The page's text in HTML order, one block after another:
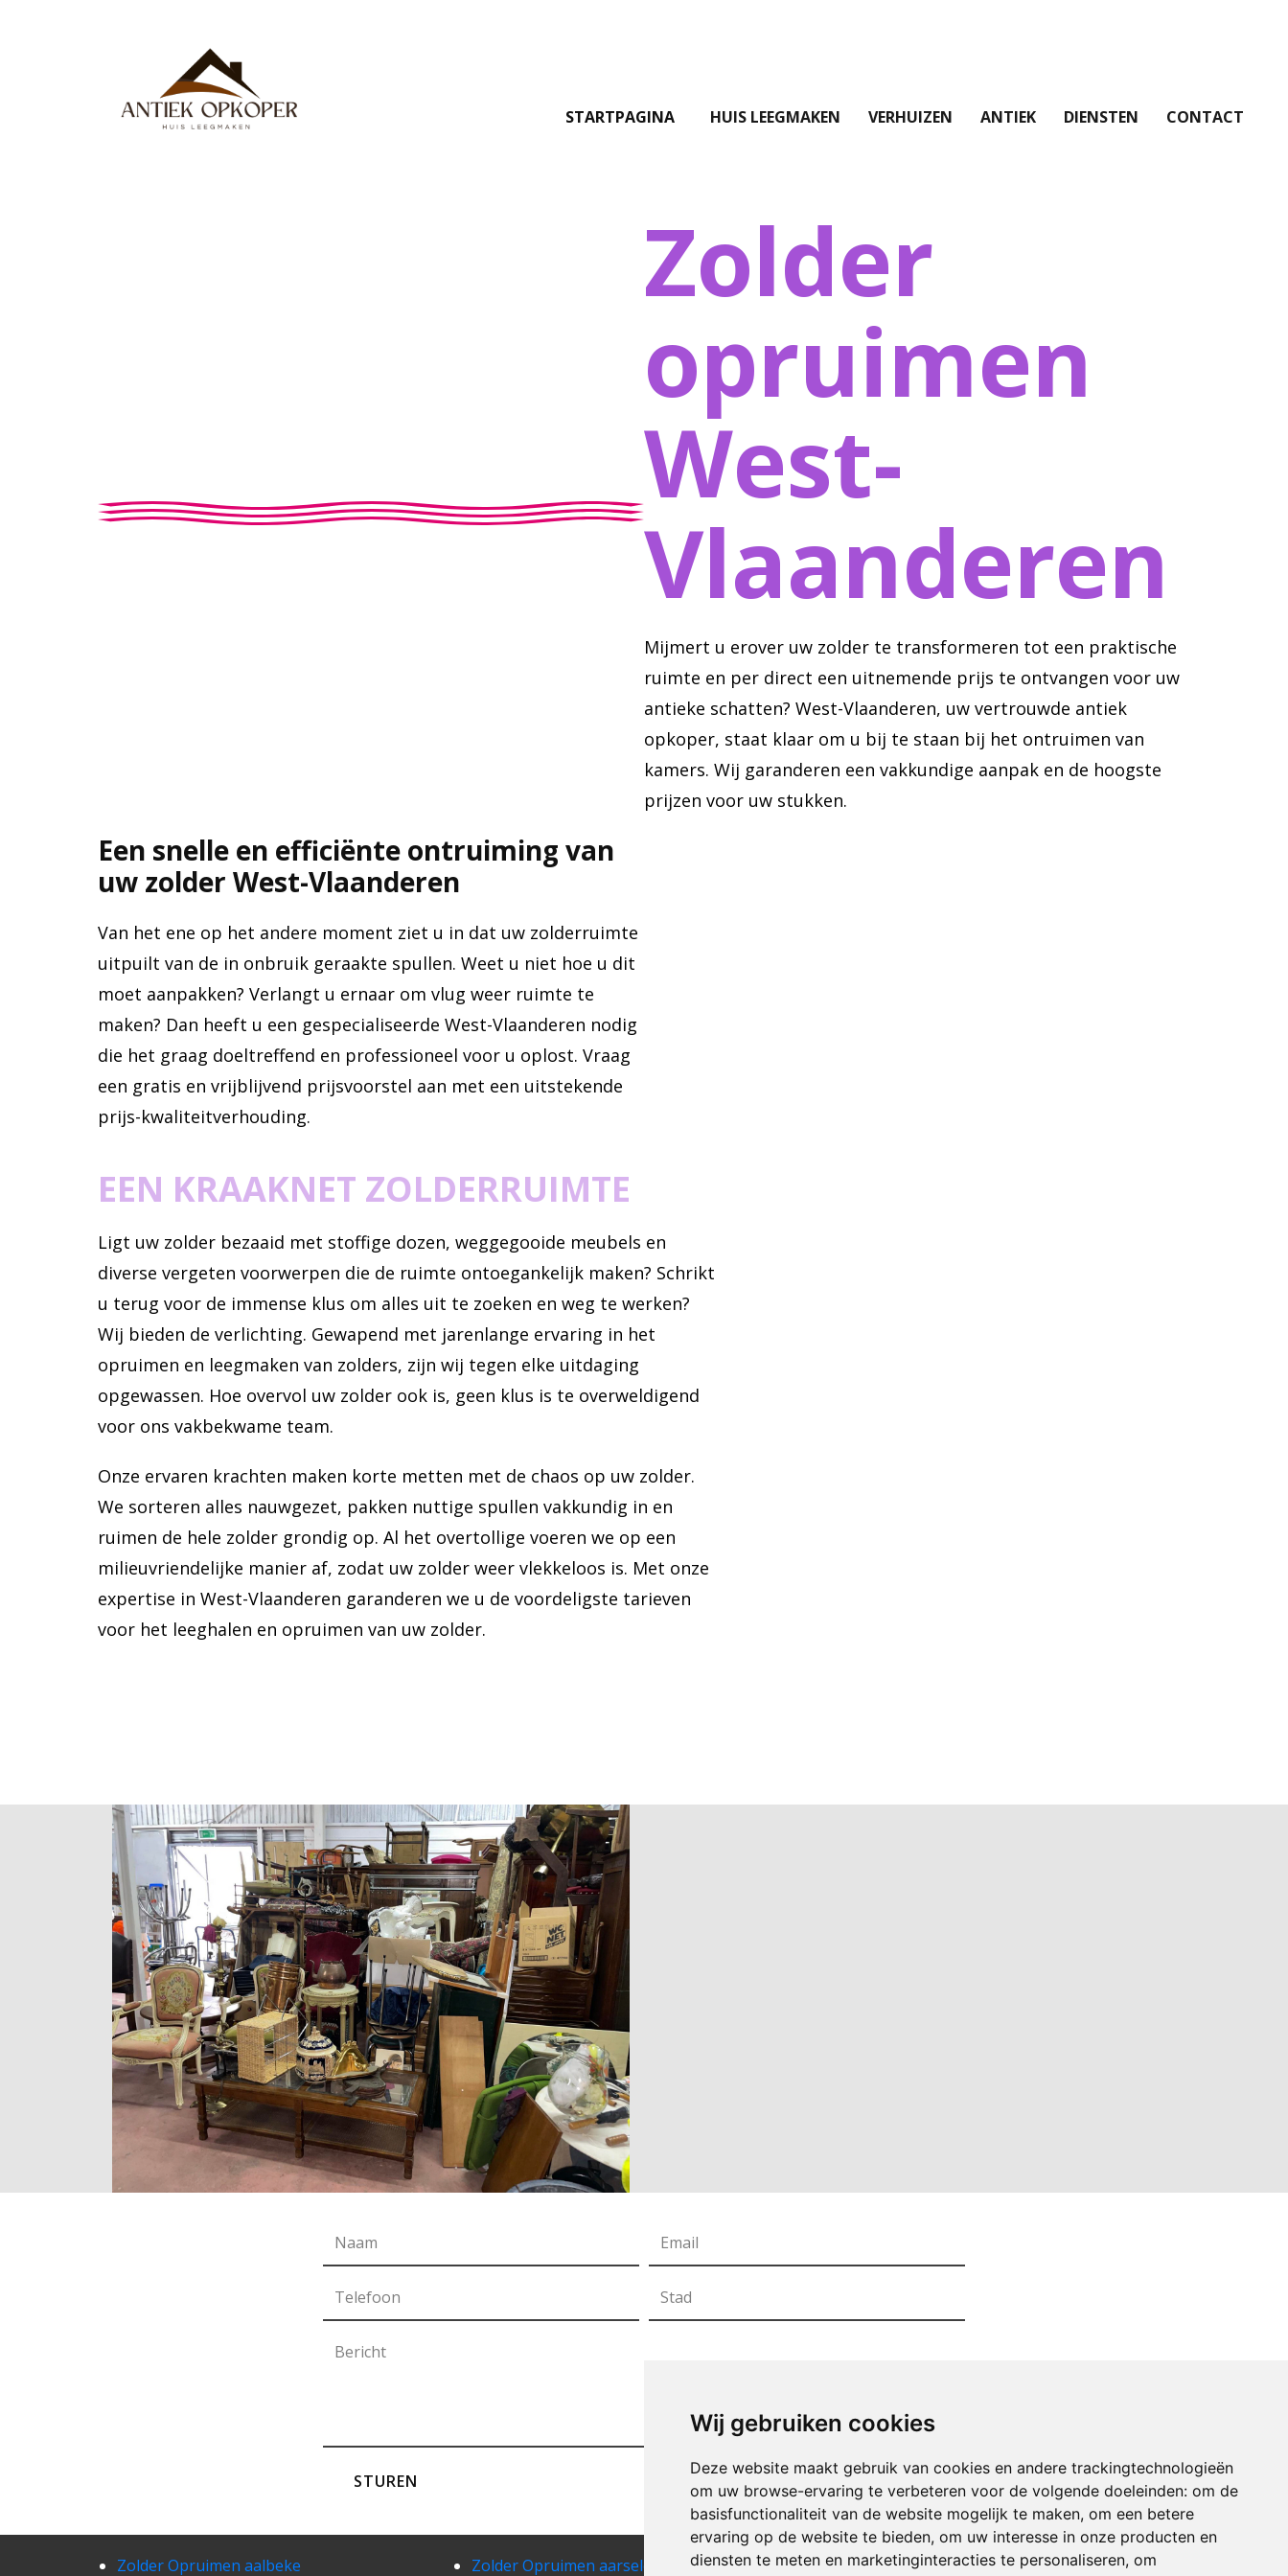
Wij gebruiken cookies
Deze website maakt gebruik van cookies en andere trackingtechnologieën
om uw browse-ervaring te verbeteren voor de volgende doeleinden: om de
basisfunctionaliteit van de website mogelijk te maken, om een betere
ervaring op de website te bieden, om uw interesse in onze producten en
diensten te meten en marketinginteracties te personaliseren, om
STARTPAGINA HUIS LEEGMAKEN VERHUIZEN ANTIEK DIENSTEN CONTACT
Zolder
opruimen
West-
Vlaanderen
Mijmert u erover uw zolder te transformeren tot een praktische
ruimte en per direct een uitnemende prijs te ontvangen voor uw
antieke schatten? West-Vlaanderen, uw vertrouwde antiek
opkoper, staat klaar om u bij te staan bij het ontruimen van
kamers. Wij garanderen een vakkundige aanpak en de hoogste
prijzen voor uw stukken.
Een snelle en efficiënte ontruiming van
uw zolder West-Vlaanderen
Van het ene op het andere moment ziet u in dat uw zolderruimte
uitpuilt van de in onbruik geraakte spullen. Weet u niet hoe u dit
moet aanpakken? Verlangt u ernaar om vlug weer ruimte te
maken? Dan heeft u een gespecialiseerde West-Vlaanderen nodig
die het graag doeltreffend en professioneel voor u oplost. Vraag
een gratis en vrijblijvend prijsvoorstel aan met een uitstekende
prijs-kwaliteitverhouding.
EEN KRAAKNET ZOLDERRUIMTE
Ligt uw zolder bezaaid met stoffige dozen, weggegooide meubels en
diverse vergeten voorwerpen die de ruimte ontoegankelijk maken? Schrikt
u terug voor de immense klus om alles uit te zoeken en weg te werken?
Wij bieden de verlichting. Gewapend met jarenlange ervaring in het
opruimen en leegmaken van zolders, zijn wij tegen elke uitdaging
opgewassen. Hoe overvol uw zolder ook is, geen klus is te overweldigend
voor ons vakbekwame team.
Onze ervaren krachten maken korte metten met de chaos op uw zolder.
We sorteren alles nauwgezet, pakken nuttige spullen vakkundig in en
ruimen de hele zolder grondig op. Al het overtollige voeren we op een
milieuvriendelijke manier af, zodat uw zolder weer vlekkeloos is. Met onze
expertise in West-Vlaanderen garanderen we u de voordeligste tarieven
voor het leeghalen en opruimen van uw zolder.
STUREN
Zolder Opruimen aalbeke Zolder Opruimen aarsele Zolder Opruimen aartrijke